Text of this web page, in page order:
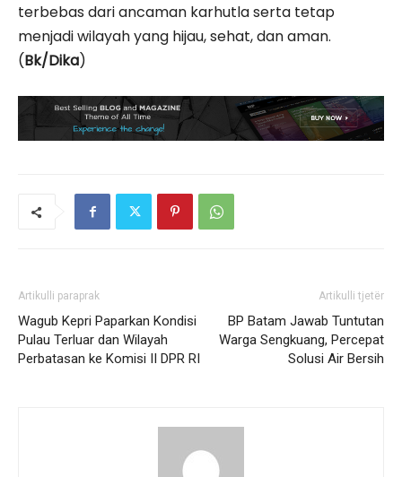
terbebas dari ancaman karhutla serta tetap
menjadi wilayah yang hijau, sehat, dan aman.
(Bk/Dika)
Artikulli paraprak
Wagub Kepri Paparkan Kondisi
Pulau Terluar dan Wilayah
Perbatasan ke Komisi II DPR RI
Artikulli tjetër
BP Batam Jawab Tuntutan
Warga Sengkuang, Percepat
Solusi Air Bersih